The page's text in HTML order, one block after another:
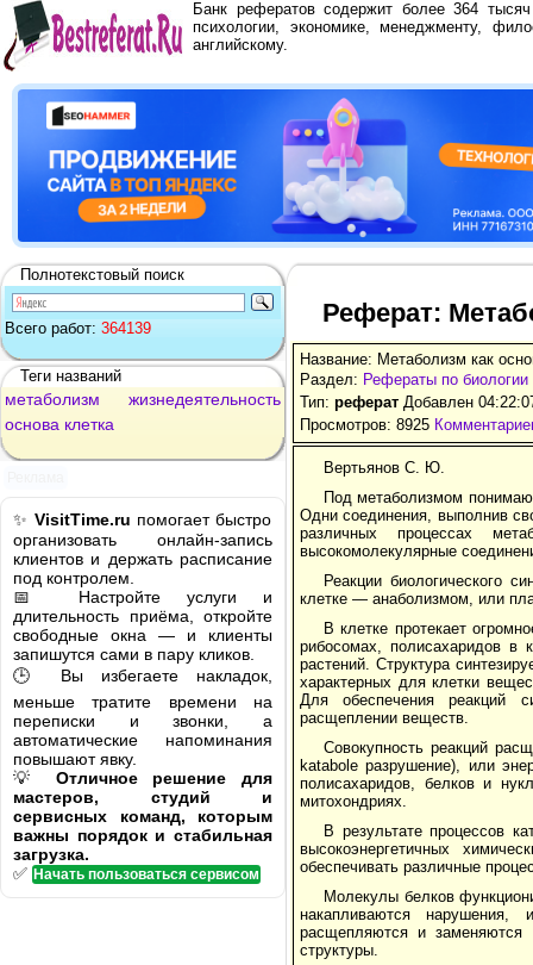
Банк рефератов содержит более 364
психологии, экономике, менеджменту,
английскому.
Полнотекстовый поиск
Всего работ: 364139
Теги названий
метаболизм
жизнедеятельность
основа клетка
✨ VisitTime.ru помогает быстро
организовать онлайн-запись
клиентов и держать расписание
под контролем.
📅 Настройте услуги и
длительность приёма, откройте
свободные окна — и клиенты
запишутся сами в пару кликов.
🕒 Вы избегаете накладок,
меньше тратите времени на
переписки и звонки, а
автоматические напоминания
повышают явку.
💡 Отличное решение для
мастеров, студий и
сервисных команд, которым
важны порядок и стабильная
загрузка.
✅ Начать пользоваться сервисом
Реферат:
Название: Метаболизм как
Раздел: Рефераты по биологии
Тип: реферат Добавлен
Просмотров: 8925
Вертьянов С. Ю.
Под метаболизмом
Одни соединения, выполнив
различных процессах
высокомолекулярные
Реакции биологического
клетке — анаболизмом, или
В клетке протекает
рибосомах, полисахаридов в
растений. Структура
характерных для клетки
Для обеспечения реакций
расщеплении веществ.
Совокупность реакций
katabole разрушение), или
полисахаридов, белков и
митохондриях.
В результате процессов
высокоэнергетичных
обеспечивать различные
Молекулы белков
накапливаются
расщепляются и заменяются
структуры.